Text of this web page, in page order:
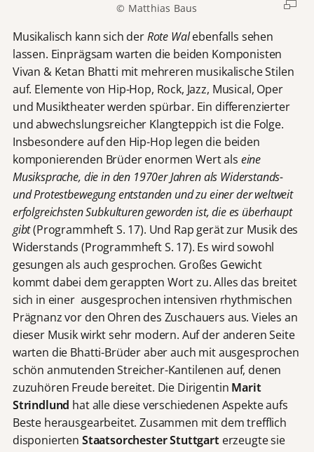
© Matthias Baus
Musikalisch kann sich derRote Walebenfalls sehen
lassen. Einprägsam warten die beiden Komponisten
Vivan & Ketan Bhatti mit mehreren musikalische Stilen
auf. Elemente von Hip-Hop, Rock, Jazz, Musical, Oper
und Musiktheater werden spürbar. Ein differenzierter
und abwechslungsreicher Klangteppich ist die Folge.
Insbesondere auf den Hip-Hop legen die beiden
komponierenden Brüder enormen Wert als eine
Musiksprache, die in den 1970er Jahren als Widerstands-
und Protestbewegung entstanden und zu einer der weltweit
erfolgreichsten Subkulturen geworden ist, die es überhaupt
gibt(Programmheft S. 17). Und Rap gerät zur Musik des
Widerstands (Programmheft S. 17). Es wird sowohl
gesungen als auch gesprochen. Großes Gewicht
kommt dabei dem gerappten Wort zu. Alles das breitet
sich in einer ausgesprochen intensiven rhythmischen
Prägnanz vor den Ohren des Zuschauers aus. Vieles an
dieser Musik wirkt sehr modern. Auf der anderen Seite
warten die Bhatti-Brüder aber auch mit ausgesprochen
schön anmutenden Streicher-Kantilenen auf, denen
zuzuhören Freude bereitet. Die Dirigentin Marit
Strindlund hat alle diese verschiedenen Aspekte aufs
Beste herausgearbeitet. Zusammen mit dem trefflich
disponierten Staatsorchester Stuttgarterzeugte sie